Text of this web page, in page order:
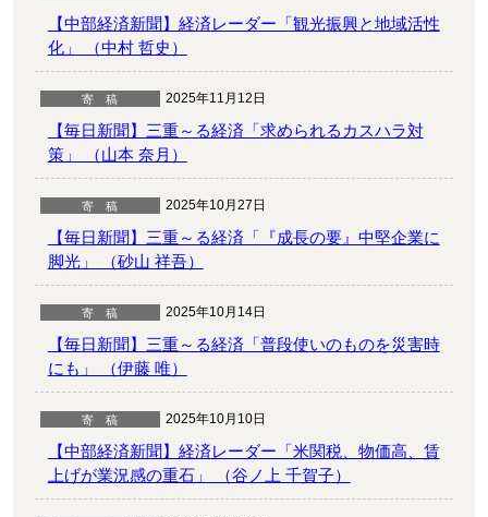
【中部経済新聞】経済レーダー「観光振興と地域活性
化」 （中村 哲史）
2025年11月12日
【毎日新聞】三重～る経済「求められるカスハラ対
策」 （山本 奈月）
2025年10月27日
【毎日新聞】三重～る経済「『成長の要』中堅企業に
脚光」 （砂山 祥吾）
2025年10月14日
【毎日新聞】三重～る経済「普段使いのものを災害時
にも」 （伊藤 唯）
2025年10月10日
【中部経済新聞】経済レーダー「米関税、物価高、賃
上げが業況感の重石」 （谷ノ上 千賀子）